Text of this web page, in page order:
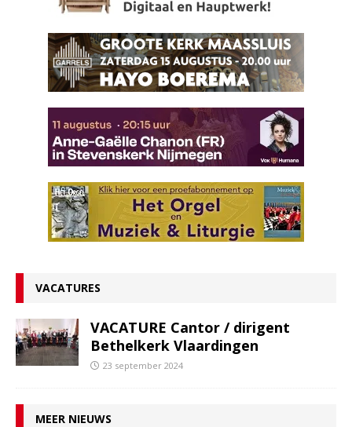
VACATURES
VACATURE Cantor / dirigent
Bethelkerk Vlaardingen
23 september 2024
MEER NIEUWS